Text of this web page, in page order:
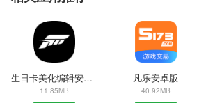
生日卡美化编辑安卓版
11.85MB
凡乐安卓版
40.92MB